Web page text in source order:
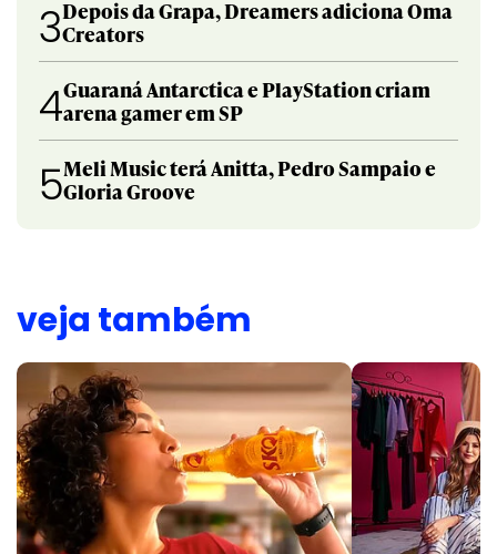
3Depois da Grapa, Dreamers adiciona Oma
Creators
4Guaraná Antarctica e PlayStation criam
arena gamer em SP
5Meli Music terá Anitta, Pedro Sampaio e
Gloria Groove
veja também